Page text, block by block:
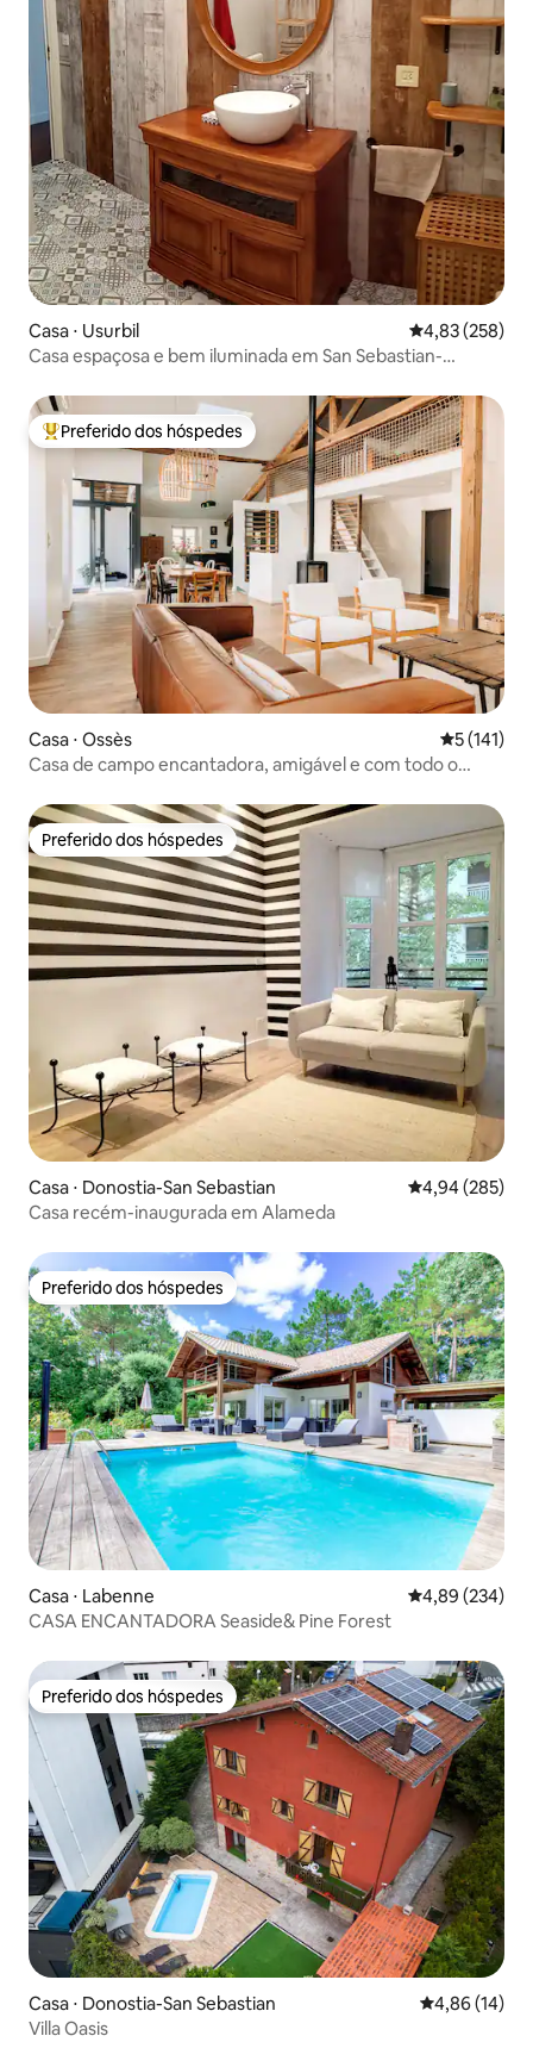
Casa ⋅ Usurbil 4,83 de uma
4,83 (258)
Casa espaçosa e bem iluminada em San Sebastian-
Entre os melhores preferidos dos hóspedes
Preferido dos hóspedes
Casa ⋅ Ossès 5 de uma
5 (141)
Casa de campo encantadora, amigável e com todo o
Preferido dos hóspedes
Preferido dos hóspedes
Casa ⋅ Donostia-San Sebastian 4,94 de uma
4,94 (285)
Casa recém-inaugurada em Alameda
Preferido dos hóspedes
Preferido dos hóspedes
Casa ⋅ Labenne 4,89 de uma
4,89 (234)
CASA ENCANTADORA Seaside& Pine Forest
Preferido dos hóspedes
Preferido dos hóspedes
Casa ⋅ Donostia-San Sebastian 4,86 de uma
4,86 (14)
Villa Oasis